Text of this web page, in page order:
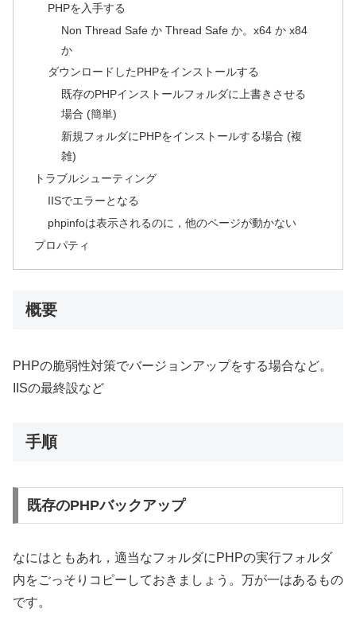
PHPを入手する
Non Thread Safe か Thread Safe か。x64 か x84
か
ダウンロードしたPHPをインストールする
既存のPHPインストールフォルダに上書きさせる
場合 (簡単)
新規フォルダにPHPをインストールする場合 (複
雑)
トラブルシューティング
IISでエラーとなる
phpinfoは表示されるのに，他のページが動かない
プロパティ
概要
PHPの脆弱性対策でバージョンアップをする場合など。
IISの最終設など
手順
既存のPHPバックアップ
なにはともあれ，適当なフォルダにPHPの実行フォルダ
内をごっそりコピーしておきましょう。万が一はあるもの
です。